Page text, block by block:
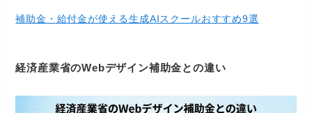
補助金・給付金が使える生成AIスクールおすすめ9選
経済産業省のWebデザイン補助金との違い